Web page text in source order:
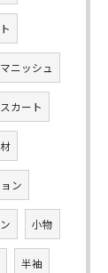
マニッシュ
カート
ン
小物
半袖